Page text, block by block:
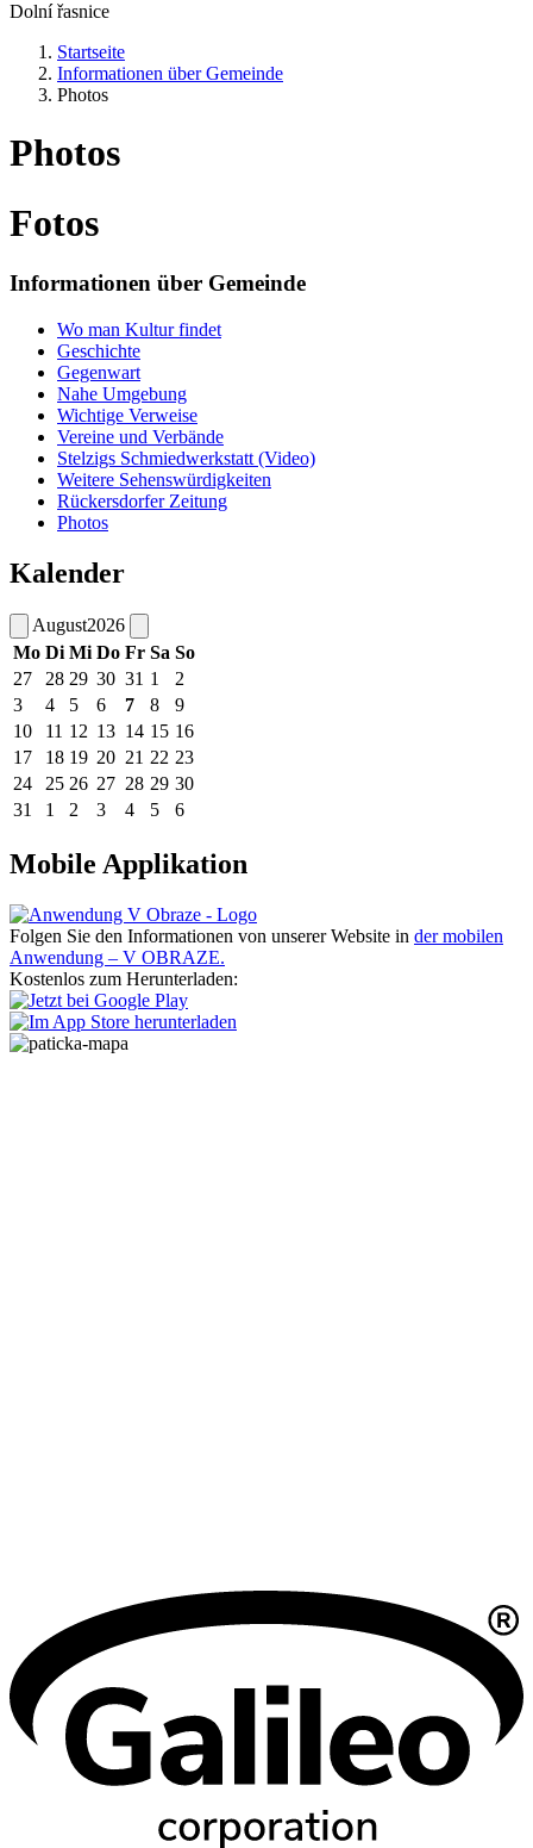
Dolní řasnice
Startseite
Informationen über Gemeinde
Photos
Photos
Fotos
Informationen über Gemeinde
Wo man Kultur findet
Geschichte
Gegenwart
Nahe Umgebung
Wichtige Verweise
Vereine und Verbände
Stelzigs Schmiedwerkstatt (Video)
Weitere Sehenswürdigkeiten
Rückersdorfer Zeitung
Photos
Kalender
August2026
Mo Di Mi Do Fr Sa So
27
28 29 30 31 1
2
3
4 5 6 7 8
9
10
11 12 13 14 15 16
17
18 19 20 21 22 23
24
25 26 27 28 29 30
31
1 2 3 4 5 6
Mobile Applikation
Folgen Sie den Informationen von unserer Website in der mobilen
Anwendung – V OBRAZE.
Kostenlos zum Herunterladen: